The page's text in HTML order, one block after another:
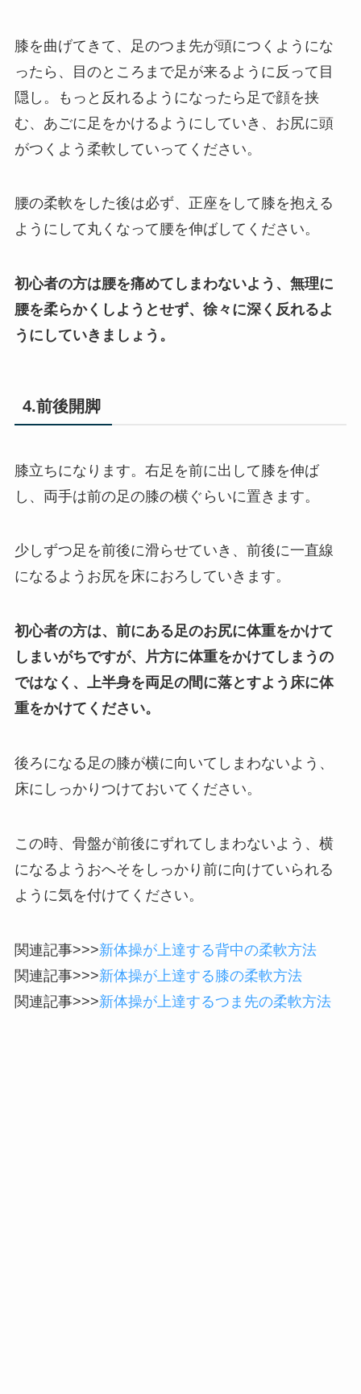
膝を曲げてきて、足のつま先が頭につくようにな
ったら、目のところまで足が来るように反って目
隠し。もっと反れるようになったら足で顔を挟
む、あごに足をかけるようにしていき、お尻に頭
がつくよう柔軟していってください。
腰の柔軟をした後は必ず、正座をして膝を抱える
ようにして丸くなって腰を伸ばしてください。
初心者の方は腰を痛めてしまわないよう、無理に
腰を柔らかくしようとせず、徐々に深く反れるよ
うにしていきましょう。
4.前後開脚
膝立ちになります。右足を前に出して膝を伸ば
し、両手は前の足の膝の横ぐらいに置きます。
少しずつ足を前後に滑らせていき、前後に一直線
になるようお尻を床におろしていきます。
初心者の方は、前にある足のお尻に体重をかけて
しまいがちですが、片方に体重をかけてしまうの
ではなく、上半身を両足の間に落とすよう床に体
重をかけてください。
後ろになる足の膝が横に向いてしまわないよう、
床にしっかりつけておいてください。
この時、骨盤が前後にずれてしまわないよう、横
になるようおへそをしっかり前に向けていられる
ように気を付けてください。
関連記事>>>新体操が上達する背中の柔軟方法
関連記事>>>新体操が上達する膝の柔軟方法
関連記事>>>新体操が上達するつま先の柔軟方法